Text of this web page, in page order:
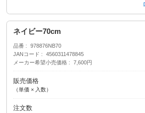
ネイビー70cm
品番
978876NB70
JANコード
4560311478845
メーカー希望小売価格
7,600円
販売価格
（単価 × 入数）
注文数